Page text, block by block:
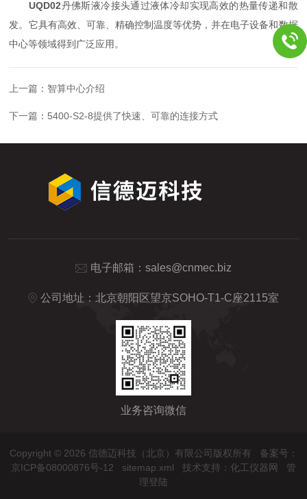
UQD02丹佛斯液冷接头通过液体冷却实现高效的热量传递和散
发。它具有高效、可靠、精确控制温度等优势，并在电子设备和数据
中心等领域得到广泛应用。
上一篇： 智算中心介绍
下一篇： 5400-S2-8提供了快速、可靠的连接方式
电子邮箱： sales@cnmec.biz
公司地址：北京朝阳区望京SOHO-T1-C座2115室
业务咨询微信
Copyright © 2026 信德迈科技（北京）有限公司版权所有 备案号：
京ICP备08000876号-12
sitemap.xml 技术支持： 化工仪器网
管
理登陆